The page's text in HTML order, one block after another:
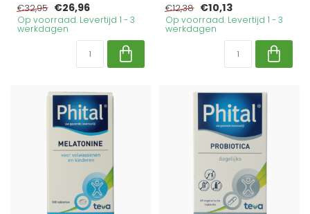
€32,95 €26,96
Op voorraad. Levertijd 1 - 3
werkdagen
€12,38 €10,13
Op voorraad. Levertijd 1 - 3
werkdagen